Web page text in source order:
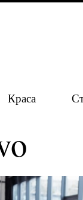
Краса